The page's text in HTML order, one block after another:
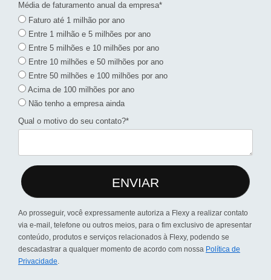
Média de faturamento anual da empresa*
Faturo até 1 milhão por ano
Entre 1 milhão e 5 milhões por ano
Entre 5 milhões e 10 milhões por ano
Entre 10 milhões e 50 milhões por ano
Entre 50 milhões e 100 milhões por ano
Acima de 100 milhões por ano
Não tenho a empresa ainda
Qual o motivo do seu contato?*
ENVIAR
Ao prosseguir, você expressamente autoriza a Flexy a realizar contato
via e-mail, telefone ou outros meios, para o fim exclusivo de apresentar
conteúdo, produtos e serviços relacionados à Flexy, podendo se
descadastrar a qualquer momento de acordo com nossa Política de
Privacidade.